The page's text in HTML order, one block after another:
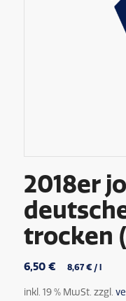
2018er
trocken
6,50 € 8,67 €/ l
inkl. 19 % MwSt. zzgl.